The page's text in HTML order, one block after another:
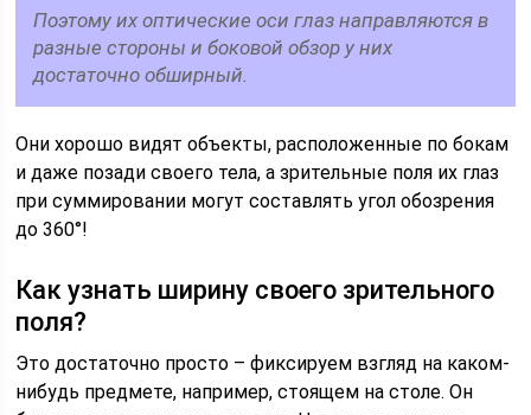
Поэтому их оптические оси глаз направляются в
разные стороны и боковой обзор у них
достаточно обширный.
Они хорошо видят объекты, расположенные по бокам
и даже позади своего тела, а зрительные поля их глаз
при суммировании могут составлять угол обозрения
до 360°!
Как узнать ширину своего зрительного
поля?
Это достаточно просто – фиксируем взгляд на каком-
нибудь предмете, например, стоящем на столе. Он